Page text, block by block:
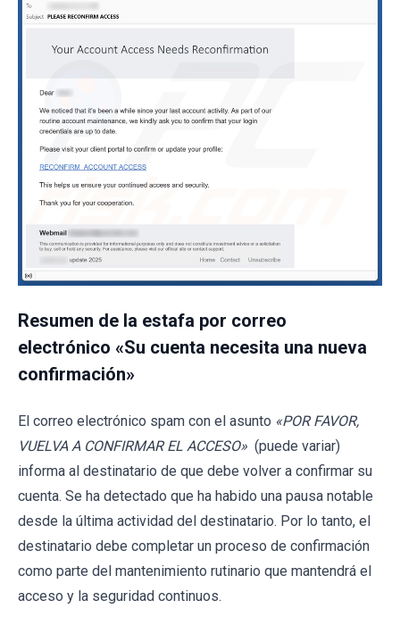
Resumen de la estafa por correo
electrónico «Su cuenta necesita una nueva
confirmación»
El correo electrónico spam con el asunto «POR FAVOR,
VUELVA A CONFIRMAR EL ACCESO» (puede variar)
informa al destinatario de que debe volver a confirmar su
cuenta. Se ha detectado que ha habido una pausa notable
desde la última actividad del destinatario. Por lo tanto, el
destinatario debe completar un proceso de confirmación
como parte del mantenimiento rutinario que mantendrá el
acceso y la seguridad continuos.